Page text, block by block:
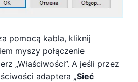
pomocą kabla, kliknij
myszy połączenie
„Właściwości”. A jeśli przez
adaptera „Sieć